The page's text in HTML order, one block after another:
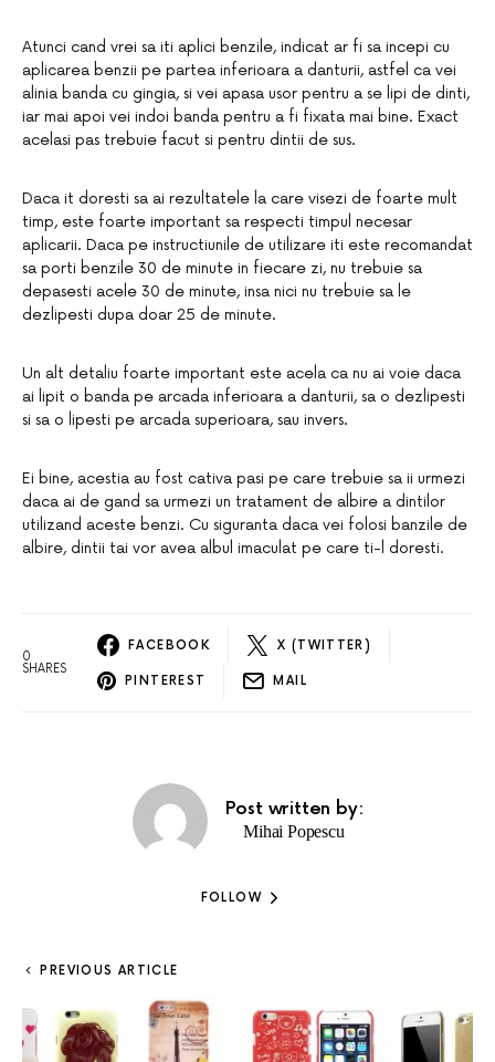
Atunci cand vrei sa iti aplici benzile, indicat ar fi sa incepi cu
aplicarea benzii pe partea inferioara a danturii, astfel ca vei
alinia banda cu gingia, si vei apasa usor pentru a se lipi de dinti,
iar mai apoi vei indoi banda pentru a fi fixata mai bine. Exact
acelasi pas trebuie facut si pentru dintii de sus.
Daca it doresti sa ai rezultatele la care visezi de foarte mult
timp, este foarte important sa respecti timpul necesar
aplicarii. Daca pe instructiunile de utilizare iti este recomandat
sa porti benzile 30 de minute in fiecare zi, nu trebuie sa
depasesti acele 30 de minute, insa nici nu trebuie sa le
dezlipesti dupa doar 25 de minute.
Un alt detaliu foarte important este acela ca nu ai voie daca
ai lipit o banda pe arcada inferioara a danturii, sa o dezlipesti
si sa o lipesti pe arcada superioara, sau invers.
Ei bine, acestia au fost cativa pasi pe care trebuie sa ii urmezi
daca ai de gand sa urmezi un tratament de albire a dintilor
utilizand aceste benzi. Cu siguranta daca vei folosi banzile de
albire, dintii tai vor avea albul imaculat pe care ti-l doresti.
0
SHARES
FACEBOOK X (TWITTER)
PINTEREST MAIL
Post written by:
Mihai Popescu
FOLLOW
PREVIOUS ARTICLE